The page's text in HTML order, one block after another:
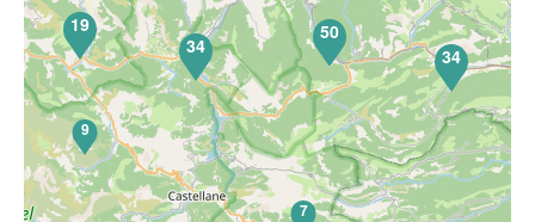
7
9
19
34
50
34